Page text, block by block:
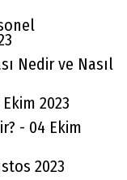
Nedir ve Nasıl
2023
- 04 Ekim
2023